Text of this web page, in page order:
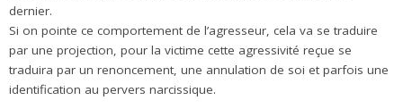
dernier.
Si on pointe ce comportement de l’agresseur, cela va se traduire
par une projection, pour la victime cette agressivité reçue se
traduira par un renoncement, une annulation de soi et parfois une
identification au pervers narcissique.